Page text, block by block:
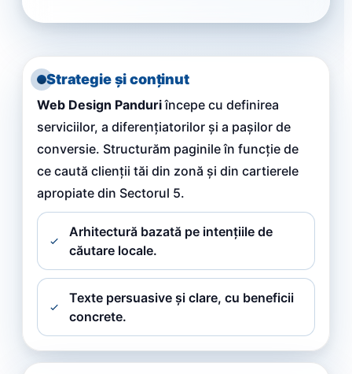
Strategie și conținut
Web Design Panduriîncepe cu definirea
serviciilor, a diferențiatorilor și a pașilor de
conversie. Structurăm paginile în funcție de
ce caută clienții tăi din zonă și din cartierele
apropiate din Sectorul 5.
Arhitectură bazată pe intențiile de
căutare locale.
Texte persuasive și clare, cu beneficii
concrete.